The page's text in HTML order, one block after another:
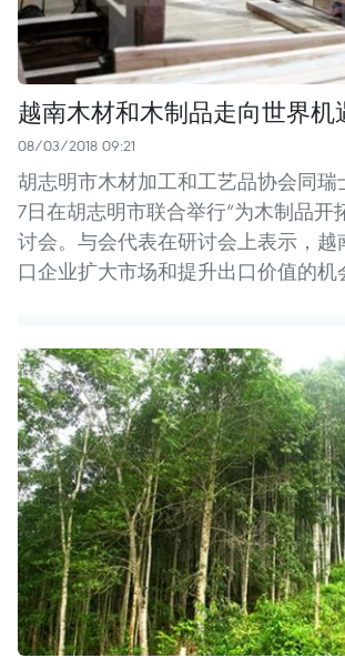
越南木材和木制品走向世界机
08/03/2018 09:21
胡志明市木材加工和工艺品协会同瑞
7日在胡志明市联合举行“为木制品开
讨会。与会代表在研讨会上表示，越
口企业扩大市场和提升出口价值的机